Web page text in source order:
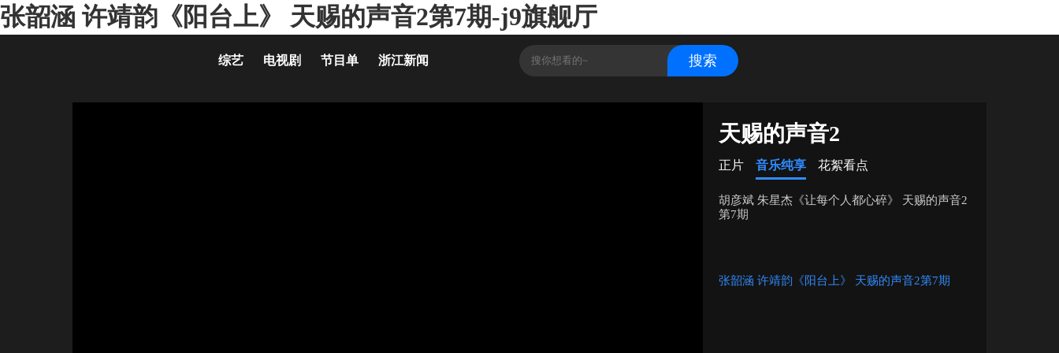
张韶涵 许靖韵《阳台上》 天赐的声音2第7期-j9旗舰厅
综艺 电视剧 节目单 浙江新闻
天赐的声音2
正片 音乐纯享 花絮看点
胡彦斌 朱星杰《让每个人都心碎》 天赐的声音2
第7期
张韶涵 许靖韵《阳台上》 天赐的声音2第7期